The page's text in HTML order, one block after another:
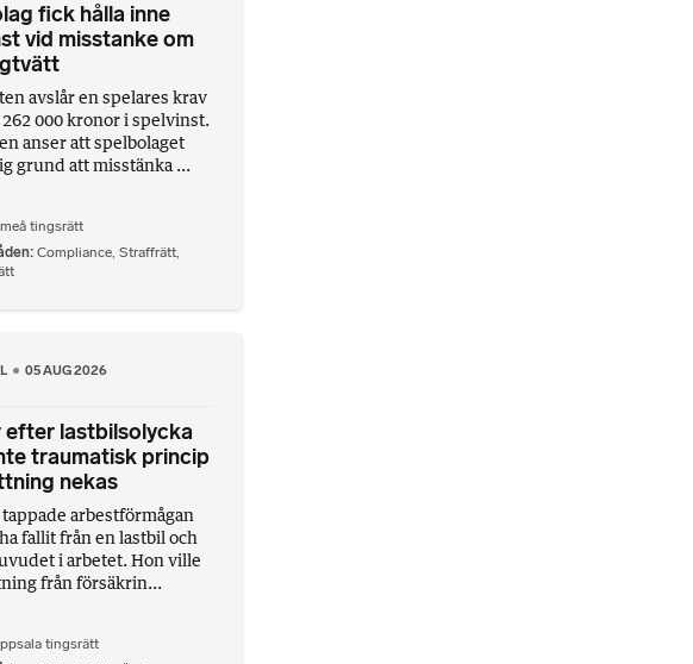
fick hålla inne
vid misstanke om
avslår en spelares krav
000 kronor i spelvinst.
anser att spelbolaget
grund att misstänka ...
tingsrätt
Compliance Straffrätt
05 AUG 2026
efter lastbilsolycka
traumatisk princip
nekas
arbestförmågan
fallit från en lastbil och
i arbetet. Hon ville
från försäkrin...
tingsrätt